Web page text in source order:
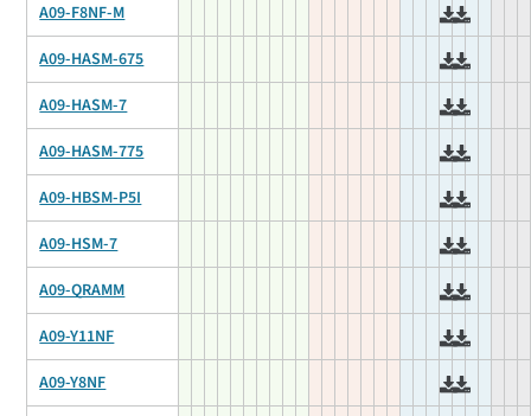
A09-F8NF-M
A09-HASM-675
A09-HASM-7
A09-HASM-775
A09-HBSM-P5I
A09-HSM-7
A09-QRAMM
A09-Y11NF
A09-Y8NF